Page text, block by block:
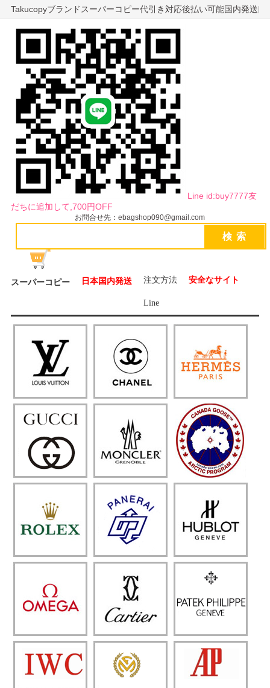
Takucopyブランドスーパーコピー代引き対応後払い可能国内発送
Line id:buy7777友
だちに追加して,700円OFF
お問合せ先：ebagshop090@gmail.com
スーパーコピー 日本国内発送 注文方法 安全なサイト
Line